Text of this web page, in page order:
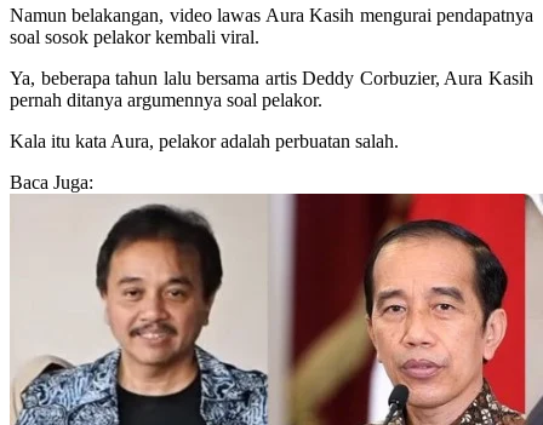
Namun belakangan, video lawas Aura Kasih mengurai pendapatnya
soal sosok pelakor kembali viral.
Ya, beberapa tahun lalu bersama artis Deddy Corbuzier, Aura Kasih
pernah ditanya argumennya soal pelakor.
Kala itu kata Aura, pelakor adalah perbuatan salah.
Baca Juga: